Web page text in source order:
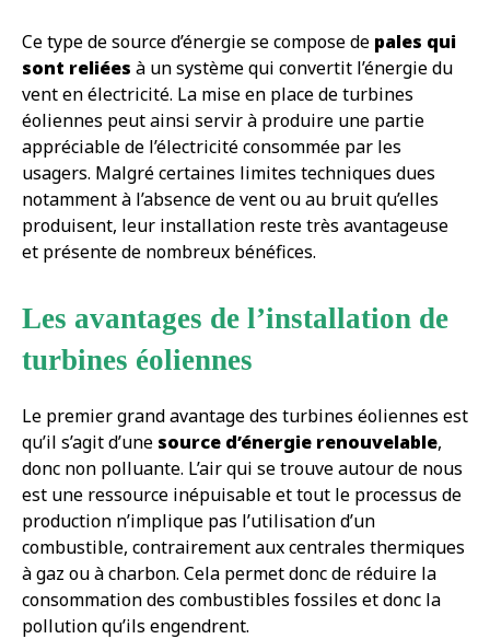
Ce type de source d’énergie se compose de pales qui
sont reliées à un système qui convertit l’énergie du
vent en électricité. La mise en place de turbines
éoliennes peut ainsi servir à produire une partie
appréciable de l’électricité consommée par les
usagers. Malgré certaines limites techniques dues
notamment à l’absence de vent ou au bruit qu’elles
produisent, leur installation reste très avantageuse
et présente de nombreux bénéfices.
Les avantages de l’installation de
turbines éoliennes
Le premier grand avantage des turbines éoliennes est
qu’il s’agit d’une source d’énergie renouvelable,
donc non polluante. L’air qui se trouve autour de nous
est une ressource inépuisable et tout le processus de
production n’implique pas l’utilisation d’un
combustible, contrairement aux centrales thermiques
à gaz ou à charbon. Cela permet donc de réduire la
consommation des combustibles fossiles et donc la
pollution qu’ils engendrent.